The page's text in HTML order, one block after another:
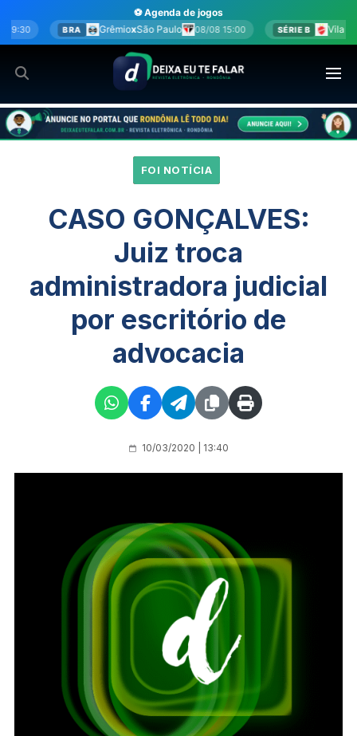
para
o
conteúdo
⚽ Agenda de jogos
Grêmio São Paulo 08/08 15:00 SÉRIE B Vila NovaxSport 08/
FOI NOTÍCIA
CASO GONÇALVES:
Juiz troca
administradora judicial
por escritório de
advocacia
10/03/2020 | 13:40